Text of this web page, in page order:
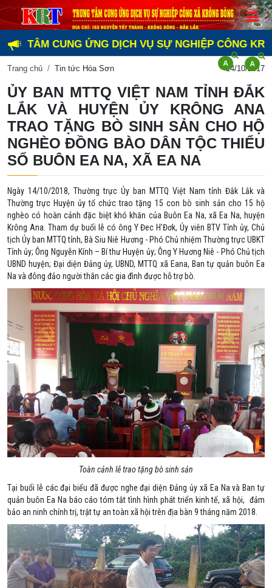
TÂM CUNG ỨNG DỊCH VỤ SỰ NGHIỆP CÔNG
Trang chủ Tin tức Hòa Sơn 14/10/2017
ỦY BAN MTTQ VIỆT NAM TỈNH ĐẮK
LẮK VÀ HUYỆN ỦY KRÔNG ANA
TRAO TẶNG BÒ SINH SẢN CHO HỘ
NGHÈO ĐỒNG BÀO DÂN TỘC THIỂU
SỐ BUÔN EA NA, XÃ EA NA
Ngày 14/10/2018, Thường trực Ủy ban MTTQ Việt Nam tỉnh Đắk Lắk và
Thường trực Huyện ủy tổ chức trao tặng 15 con bò sinh sản cho 15 hộ
nghèo có hoàn cảnh đặc biệt khó khăn của Buôn Ea Na, xã Ea Na, huyện
Krông Ana. Tham dự buổi lễ có ông Y Đec H'Đơk, Ủy viên BTV Tỉnh ủy, Chủ
tịch Ủy ban MTTQ tỉnh, Bà Siu Niê Hương - Phó Chủ nhiệm Thường trực UBKT
Tỉnh ủy; Ông Nguyễn Kính – Bí thư Huyện ủy; Ông Y Hương Niê - Phó Chủ tịch
UBND huyện; Đại diện Đảng ủy, UBND, MTTQ xã Eana, Ban tự quản buôn Ea
Na và đông đảo người thân các gia đình được hỗ trợ bò.
Toàn cảnh lễ trao tặng bò sinh sản
Tại buổi lễ các đại biểu đã được nghe đại diện Đảng ủy xã Ea Na và Ban tự
quản buôn Ea Na báo cáo tóm tắt tình hình phát triển kinh tế, xã hội, đảm
bảo an ninh chính trị, trật tự an toàn xã hội trên địa bàn 9 tháng năm 2018.